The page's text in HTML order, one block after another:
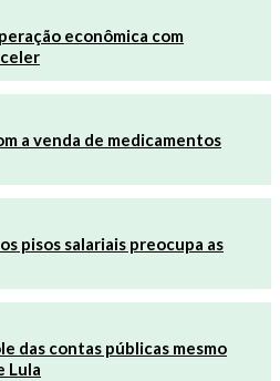
econômica com
a venda de medicamentos
pisos salariais preocupa as
das contas públicas mesmo
Lula